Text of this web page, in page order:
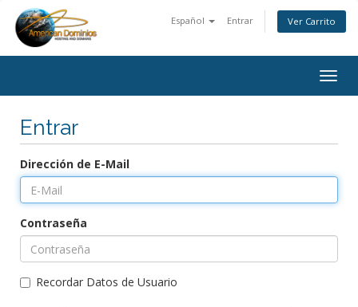
Español Entrar Ver Carrito
Entrar
Dirección de E-Mail
Contraseña
Recordar Datos de Usuario